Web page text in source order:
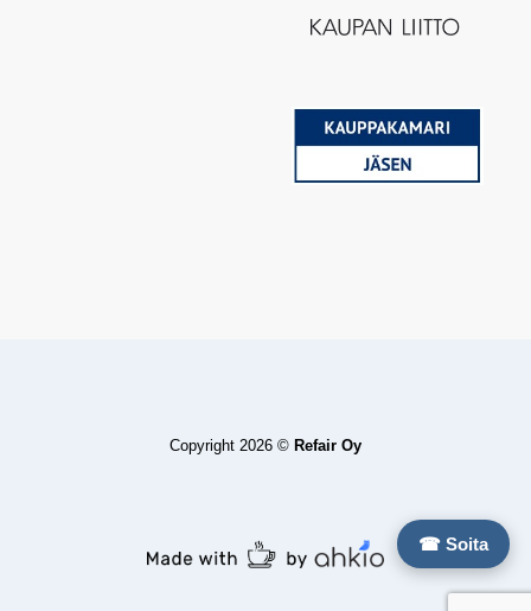
☎ Soita
Copyright 2026 © Refair Oy